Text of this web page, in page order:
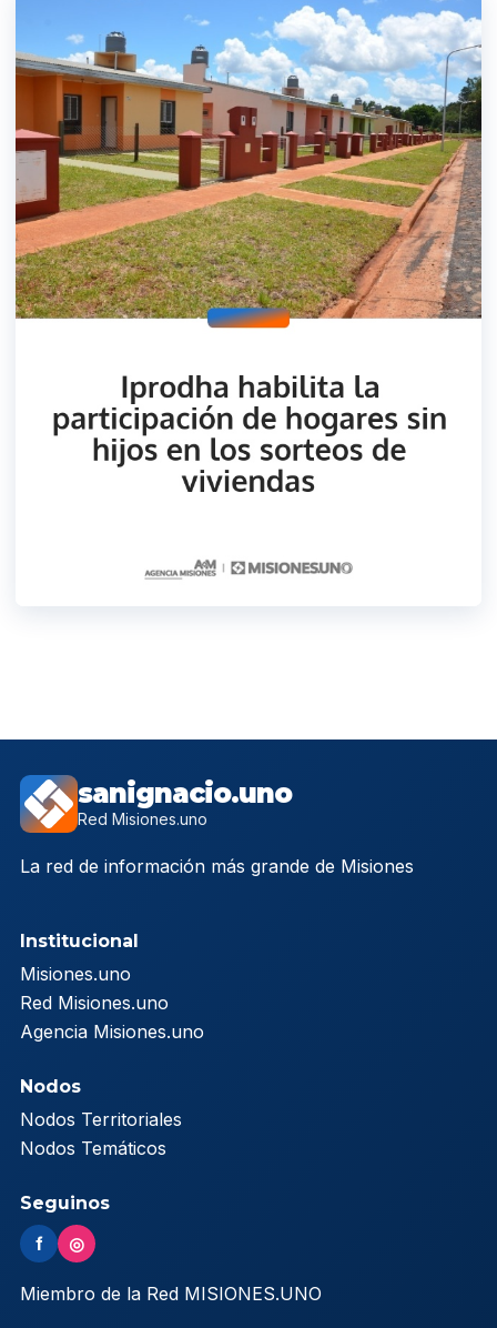
sanignacio.uno
Red Misiones.uno
La red de información más grande de Misiones
Institucional
Misiones.uno
Red Misiones.uno
Agencia Misiones.uno
Nodos
Nodos Territoriales
Nodos Temáticos
Seguinos
f ◎
Miembro de la Red MISIONES.UNO